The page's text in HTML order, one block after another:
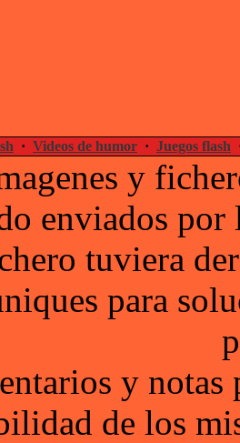
· Videos de humor · Juegos flash
y
enviados por
tuviera
para
y notas
de los